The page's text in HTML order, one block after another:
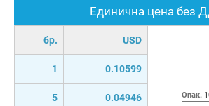
Единична цена без
бр. USD
1 0.10599
5 0.04946 Опак.